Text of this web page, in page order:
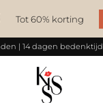
Tot 60% korting
| 14 dagen bedenktijd